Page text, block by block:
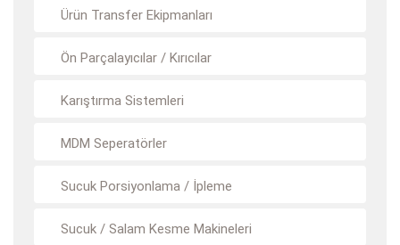
Ürün Transfer Ekipmanları
Ön Parçalayıcılar / Kırıcılar
Karıştırma Sistemleri
MDM Seperatörler
Sucuk Porsiyonlama / İpleme
Sucuk / Salam Kesme Makineleri